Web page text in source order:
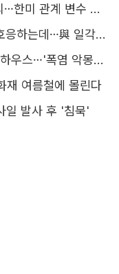
쿠팡 두둔 美 의원들, 정통망법 항의…한미 관계 변수 될까
[주간政談<상>] 부동산 세재개편 호응하는데…與 일각의 속내
[르포] 선풍기 하나 없는 39도 비닐하우스…'폭염 악몽' 꾸는 이주노동자
재 여름철에 몰린다
일 발사 후 '침묵'